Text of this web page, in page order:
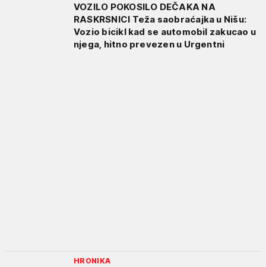
VOZILO POKOSILO DEČAKA NA
RASKRSNICI Teža saobraćajka u Nišu:
Vozio bicikl kad se automobil zakucao u
njega, hitno prevezen u Urgentni
HRONIKA